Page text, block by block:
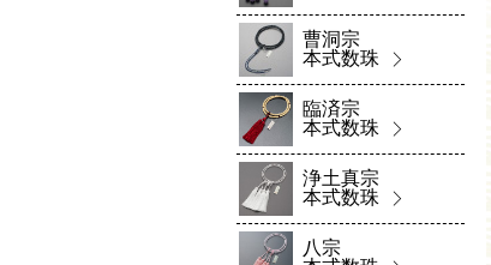
曹洞宗
本式数珠
臨済宗
本式数珠
浄土真宗
本式数珠
八宗